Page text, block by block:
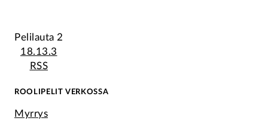
Pelilauta 2
18.13.3
RSS
ROOLIPELIT VERKOSSA
Myrrys